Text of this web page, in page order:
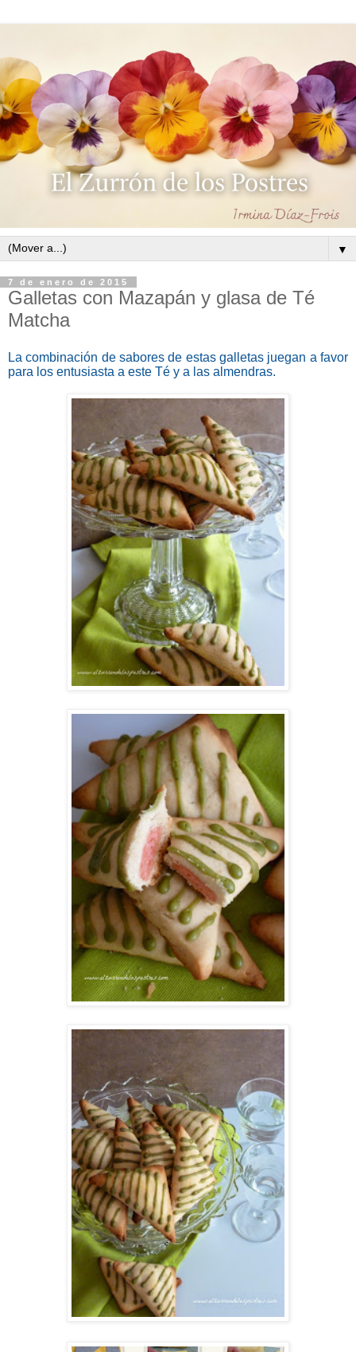
▼
7 de enero de 2015
Galletas con Mazapán y glasa de Té
Matcha
La combinación de sabores de estas galletas juegan a favor
para los entusiasta a este Té y a las almendras.